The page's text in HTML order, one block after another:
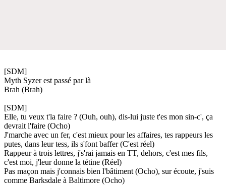
[SDM]
Myth Syzer est passé par là
Brah (Brah)
[SDM]
Elle, tu veux t'la faire ? (Ouh, ouh), dis-lui juste t'es mon sin-c', ça
devrait l'faire (Ocho)
J'marche avec un fer, c'est mieux pour les affaires, tes rappeurs les
putes, dans leur tess, ils s'font baffer (C'est réel)
Rappeur à trois lettres, j's'rai jamais en TT, dehors, c'est mes fils,
c'est moi, j'leur donne la tétine (Réel)
Pas maçon mais j'connais bien l'bâtiment (Ocho), sur écoute, j'suis
comme Barksdale à Baltimore (Ocho)